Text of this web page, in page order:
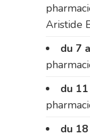
Aristide
du 7
du
du